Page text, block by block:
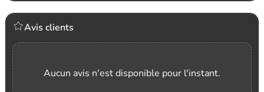
Avis clients
Aucun avis n'est disponible pour l'instant.